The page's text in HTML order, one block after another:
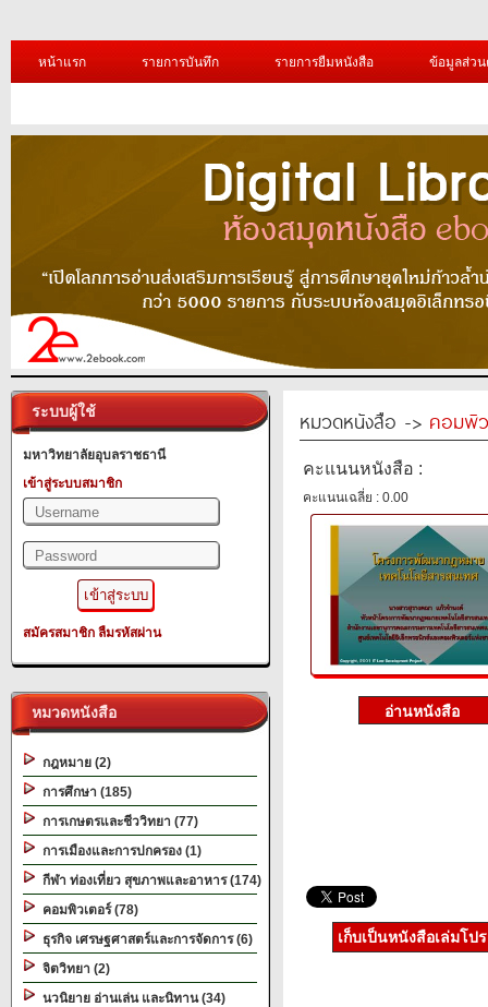
หน้าแรก รายการบันทึก รายการยืมหนังสือ ข้อมูลส่ว
ระบบผู้ใช้
มหาวิทยาลัยอุบลราชธานี
เข้าสู่ระบบสมาชิก
สมัครสมาชิก ลืมรหัสผ่าน
หมวดหนังสือ
กฎหมาย (2)
การศึกษา (185)
การเกษตรและชีววิทยา (77)
การเมืองและการปกครอง (1)
กีฬา ท่องเที่ยว สุขภาพและอาหาร (174)
คอมพิวเตอร์ (78)
ธุรกิจ เศรษฐศาสตร์และการจัดการ (6)
จิตวิทยา (2)
นวนิยาย อ่านเล่น และนิทาน (34)
หมวดหนังสือ -> คอมพิ
คะแนนหนังสือ :
คะแนนเฉลี่ย : 0.00
เก็บเป็นหนังสือเล่มโป